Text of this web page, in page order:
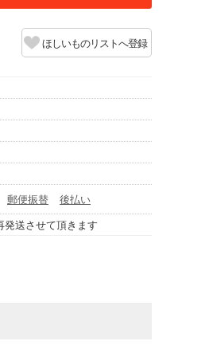
ほしいものリストへ登録
郵便振替
後払い
送させて頂きます